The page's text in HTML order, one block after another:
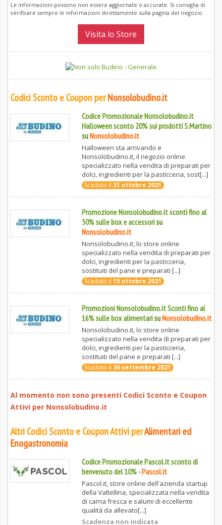
Le informazioni possono non essere aggiornate o accurate. Si consiglia di
verificare sempre le informazioni direttamente sulla pagina del negozio.
Visita lo Store
Codici Sconto e Coupon perNonsolobudino.it
Codice Promozionale Nonsolobudino.it
Halloween sconto 20% sui prodotti S.Martino
suNonsolobudino.it
Halloween sta arrivando e
Nonsolobudino.it, il negozio online
specializzato nella vendita di preparati per
dolci, ingredienti per la pasticceria, sost[...]
Scaduto il 31 ottobre 2021
Promozione Nonsolobudino.it sconti fino al
50% sulle box e accessorisu
Nonsolobudino.it
Nonsolobudino.it, lo store online
specializzato nella vendita di preparati per
dolci, ingredienti per la pasticceria,
sostituiti del pane e preparati [...]
Scaduto il 15 ottobre 2021
Promozioni Nonsolobudino.it Sconti fino al
16% sulle box alimentarisuNonsolobudino.it
Nonsolobudino.it, lo store online
specializzato nella vendita di preparati per
dolci, ingredienti per la pasticceria,
sostituiti del pane e preparati [...]
Scaduto il 30 settembre 2021
Al momento non sono presenti Codici Sconto e Coupon
Attivi per Nonsolobudino.it
Altri Codici Sconto e Coupon Attivi perAlimentari ed
Enogastronomia
Codice Promozionale Pascol.it sconto di
benvenuto del 10%-Pascol.it
Pascol.it, store online dell'azienda startup
della Valtellina, specializzata nella vendita
di carna fresca e salumi di eccellente
qualità da allevato[...]
Scadenza non indicata